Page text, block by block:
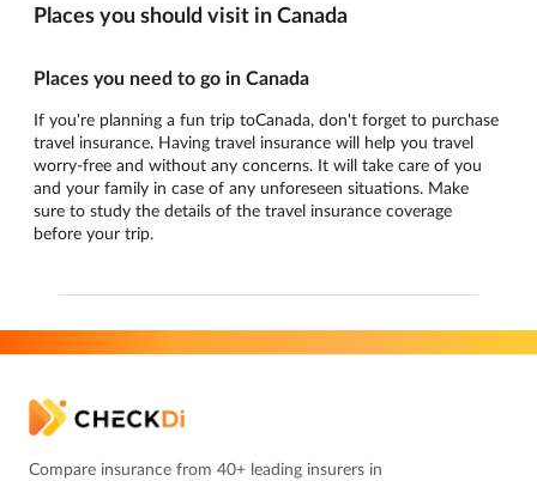
Places you should visit in Canada
Places you need to go in Canada
If you're planning a fun trip toCanada, don't forget to purchase
travel insurance. Having travel insurance will help you travel
worry-free and without any concerns. It will take care of you
and your family in case of any unforeseen situations. Make
sure to study the details of the travel insurance coverage
before your trip.
Compare insurance from 40+ leading insurers in